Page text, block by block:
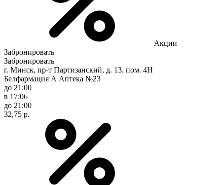
Акции
Забронировать
Забронировать
г. Минск, пр-т Партизанский, д. 13, пом. 4Н
Белфармация А Аптека №23
до 21:00
в 17:06
до 21:00
32,75 р.